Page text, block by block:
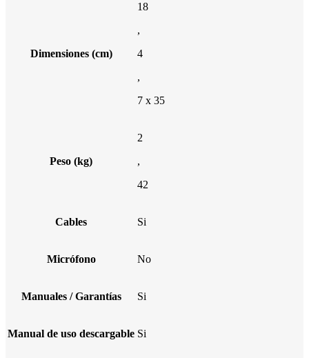
Dimensiones (cm)
18
,
4
,
7 x 35
Peso (kg)
2
,
42
Cables Si
Micrófono No
Manuales / Garantías Si
Manual de uso descargable Si